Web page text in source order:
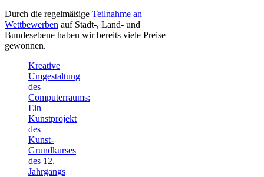
Durch die regelmäßige Teilnahme an
Wettbewerben auf Stadt-, Land- und
Bundesebene haben wir bereits viele Preise
gewonnen.
Kreative
Umgestaltung
des
Computerraums:
Ein
Kunstprojekt
des
Kunst-
Grundkurses
des 12.
Jahrgangs